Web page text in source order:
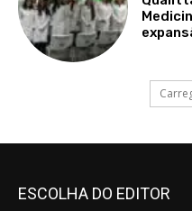
ESCOLHA DO EDITOR